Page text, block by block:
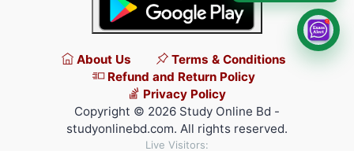
About Us
Terms & Conditions
Refund and Return Policy
Privacy Policy
Copyright © 2026 Study Online Bd -
studyonlinebd.com. All rights reserved.
Live Visitors: